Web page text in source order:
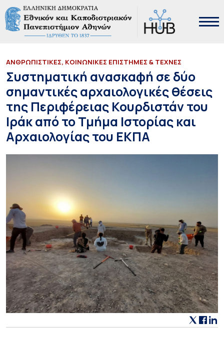
ΑΝΘΡΩΠΙΣΤΙΚΕΣ, ΚΟΙΝΩΝΙΚΕΣ ΕΠΙΣΤΗΜΕΣ & ΤΕΧΝΕΣ
Συστηματική ανασκαφή σε δύο
σημαντικές αρχαιολογικές θέσεις
της Περιφέρειας Κουρδιστάν του
Ιράκ από το Τμήμα Ιστορίας και
Αρχαιολογίας του ΕΚΠΑ